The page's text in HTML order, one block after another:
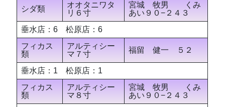
シダ類
オオタニワタ
リ６寸
宮城 牧男 くみ
あい９０−２４３
垂水店：6 松原店：6
フィカス
類
アルティシー
マ７寸
福留 健一 ５２
垂水店：1 松原店：1
フィカス
類
アルティシー
マ８寸
宮城 牧男 くみ
あい９０−２４３